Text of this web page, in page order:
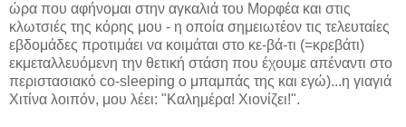
ώρα που αφήνομαι στην αγκαλιά του Μορφέα και στις
κλωτσιές της κόρης μου - η οποία σημειωτέον τις τελευταίες
εβδομάδες προτιμάει να κοιμάται στο κε-βά-τι (=κρεβάτι)
εκμεταλλευόμενη την θετική στάση που έχουμε απέναντι στο
περιστασιακό co-sleeping ο μπαμπάς της και εγώ)...η γιαγιά
Χιτίνα λοιπόν, μου λέει: "Καλημέρα! Χιονίζει!".